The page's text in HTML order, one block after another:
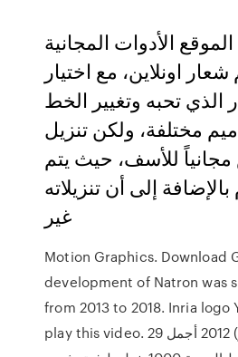
الأدوات المجانية
اونلاين، مع اختيار
تحبه وتغيير الخط
مختلفة، ولكن تنزيل
للأسف، حيث يتم
إلى أن تنزيلاته
غير
Motion Graphics. Download
development of Natron was
from 2013 to 2018. Inria logo
play this video. 29 تشرين الثاني (نوفمبر) 2012 أجمل